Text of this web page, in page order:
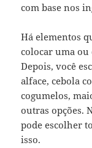
com base nos
Há elementos
colocar uma ou
Depois, você
alface, cebola
cogumelos,
outras opções.
pode escolher
isso.